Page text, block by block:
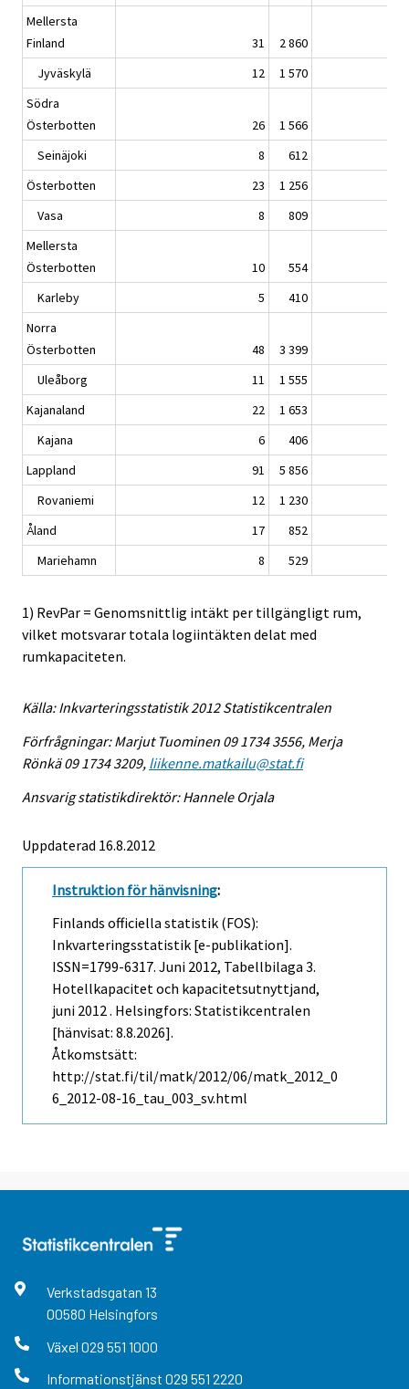
Mellersta
Finland
31
2 860
Jyväskylä
12
1 570
Södra
Österbotten
26
1 566
Seinäjoki
8
612
Österbotten
23
1 256
Vasa
8
809
Mellersta
Österbotten
10
554
Karleby
5
410
Norra
Österbotten
48
3 399
Uleåborg
11
1 555
Kajanaland
22
1 653
Kajana
6
406
Lappland
91
5 856
Rovaniemi
12
1 230
Åland
17
852
Mariehamn
8 529
1) RevPar = Genomsnittlig intäkt per tillgängligt rum,
vilket motsvarar totala logiintäkten delat med
rumkapaciteten.
Källa: Inkvarteringsstatistik 2012 Statistikcentralen
Förfrågningar: Marjut Tuominen 09 1734 3556, Merja
Rönkä 09 1734 3209, liikenne.matkailu@stat.fi
Ansvarig statistikdirektör: Hannele Orjala
Uppdaterad 16.8.2012
Instruktion för hänvisning:
Finlands officiella statistik (FOS):
Inkvarteringsstatistik [e-publikation].
ISSN=1799-6317. Juni 2012, Tabellbilaga 3.
Hotellkapacitet och kapacitetsutnyttjand,
juni 2012 . Helsingfors: Statistikcentralen
[hänvisat: 8.8.2026].
Åtkomstsätt:
http://stat.fi/til/matk/2012/06/matk_2012_0
6_2012-08-16_tau_003_sv.html
Verkstadsgatan 13
00580 Helsingfors
Växel 029 551 1000
Informationstjänst 029 551 2220